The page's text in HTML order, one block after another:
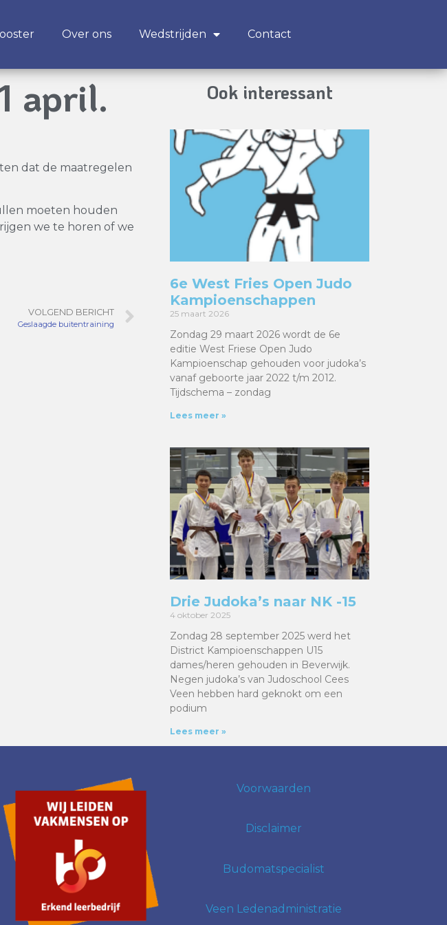
Over ons Wedstrijden Contact
april.
dat de maatregelen
moeten houden
we te horen of we
VOLGEND BERICHT
Geslaagde buitentraining
Ook interessant
6e West Fries Open Judo
Kampioenschappen
25 maart 2026
Zondag 29 maart 2026 wordt de 6e
editie West Friese Open Judo
Kampioenschap gehouden voor judoka’s
vanaf geboorte jaar 2022 t/m 2012.
Tijdschema – zondag
Lees meer »
Drie Judoka’s naar NK -15
4 oktober 2025
Zondag 28 september 2025 werd het
District Kampioenschappen U15
dames/heren gehouden in Beverwijk.
Negen judoka’s van Judoschool Cees
Veen hebben hard geknokt om een
podium
Lees meer »
Voorwaarden
Disclaimer
Budomatspecialist
Veen Ledenadministratie